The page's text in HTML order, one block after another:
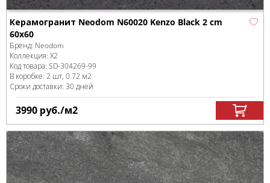
Керамогранит Neodom N60020 Kenzo Black 2 cm
60x60
Бренд: Neodom
Коллекция: X2
Код товара: SD-304269-99
В коробке: 2 шт, 0.72 м2
Сроки доставки: 30 дней
3990 руб./м2